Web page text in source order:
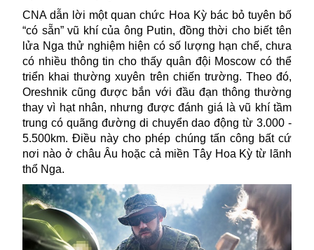
CNA dẫn lời một quan chức Hoa Kỳ bác bỏ tuyên bố
“có sẵn” vũ khí của ông Putin, đồng thời cho biết tên
lửa Nga thử nghiệm hiện có số lượng hạn chế, chưa
có nhiều thông tin cho thấy quân đội Moscow có thể
triển khai thường xuyên trên chiến trường. Theo đó,
Oreshnik cũng được bắn với đầu đạn thông thường
thay vì hạt nhân, nhưng được đánh giá là vũ khí tầm
trung có quãng đường di chuyển dao động từ 3.000 -
5.500km. Điều này cho phép chúng tấn công bất cứ
nơi nào ở châu Âu hoặc cả miền Tây Hoa Kỳ từ lãnh
thổ Nga.